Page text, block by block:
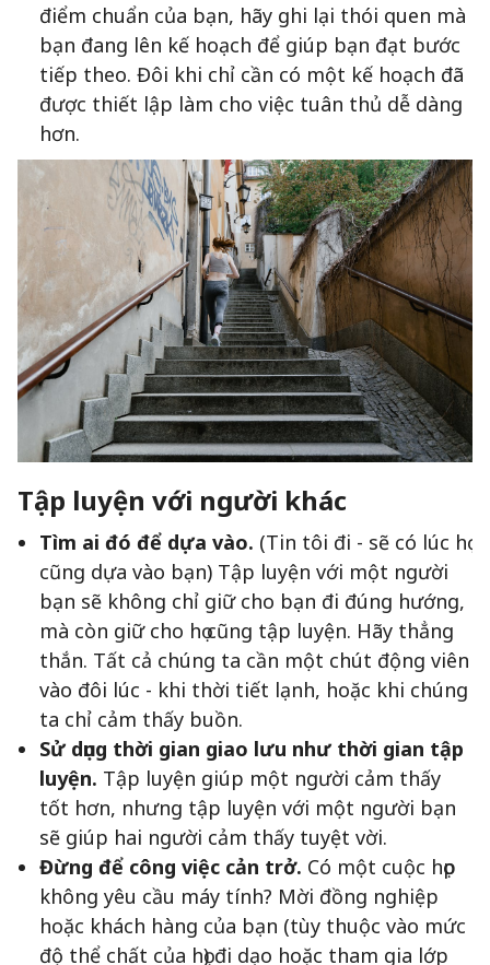
điểm chuẩn của bạn, hãy ghi lại thói quen mà
bạn đang lên kế hoạch để giúp bạn đạt bước
tiếp theo. Đôi khi chỉ cần có một kế hoạch đã
được thiết lập làm cho việc tuân thủ dễ dàng
hơn.
Tập luyện với người khác
Tìm ai đó để dựa vào. (Tin tôi đi - sẽ có lúc họ
cũng dựa vào bạn) Tập luyện với một người
bạn sẽ không chỉ giữ cho bạn đi đúng hướng,
mà còn giữ cho họ cũng tập luyện. Hãy thẳng
thắn. Tất cả chúng ta cần một chút động viên
vào đôi lúc - khi thời tiết lạnh, hoặc khi chúng
ta chỉ cảm thấy buồn.
Sử dụng thời gian giao lưu như thời gian tập
luyện. Tập luyện giúp một người cảm thấy
tốt hơn, nhưng tập luyện với một người bạn
sẽ giúp hai người cảm thấy tuyệt vời.
Đừng để công việc cản trở. Có một cuộc họp
không yêu cầu máy tính? Mời đồng nghiệp
hoặc khách hàng của bạn (tùy thuộc vào mức
độ thể chất của họ) đi dạo hoặc tham gia lớp